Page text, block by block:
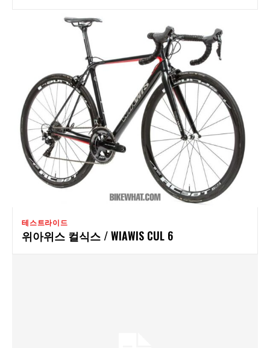
테스트라이드
위아위스 컬식스 / WIAWIS CUL 6